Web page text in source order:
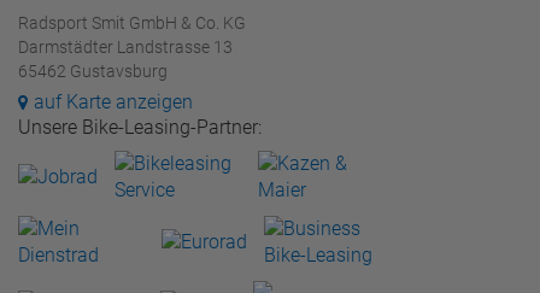
Radsport Smit GmbH & Co. KG
Darmstädter Landstrasse 13
65462 Gustavsburg
auf Karte anzeigen
Unsere Bike-Leasing-Partner: